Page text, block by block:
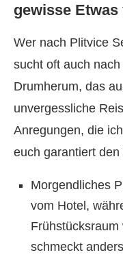
gewisse Etwas
Wer nach Plitvice
sucht oft auch
Drumherum, das
unvergessliche
Anregungen, die
euch garantiert
Morgendliches
vom Hotel,
schmeckt